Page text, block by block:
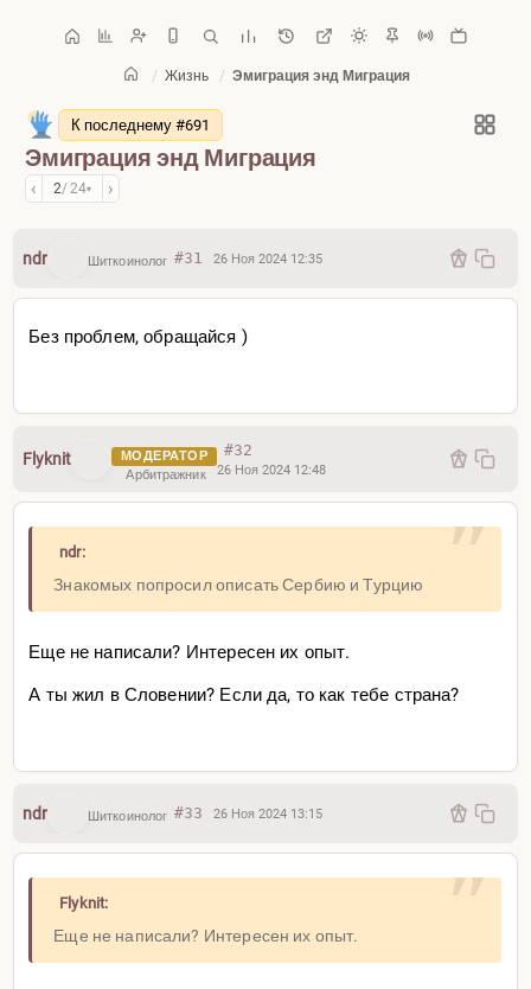
/ Жизнь / Эмиграция энд Миграция
Главная / Жизнь
Эмиграция энд Миграция
‹ 2/ 24▾ ›
К последнему #691
ndr Шиткоинолог #31 26 Ноя 2024 12:35
Без проблем, обращайся )
Flyknit
МОДЕРАТОР
Арбитражник
#32
26 Ноя 2024 12:48
ndr:
Знакомых попросил описать Сербию и Турцию
Еще не написали? Интересен их опыт.
А ты жил в Словении? Если да, то как тебе страна?
ndr Шиткоинолог #33 26 Ноя 2024 13:15
Flyknit:
Еще не написали? Интересен их опыт.